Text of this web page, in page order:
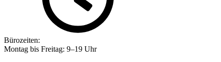
Bürozeiten:
Montag bis Freitag: 9–19 Uhr